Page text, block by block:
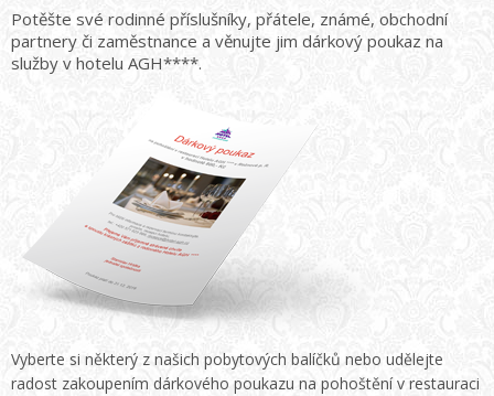
Potěšte své rodinné příslušníky, přátele, známé, obchodní
partnery či zaměstnance a věnujte jim dárkový poukaz na
služby v hotelu AGH****.
Vyberte si některý z našich pobytových balíčků nebo udělejte
radost zakoupením dárkového poukazu na pohoštění v restauraci